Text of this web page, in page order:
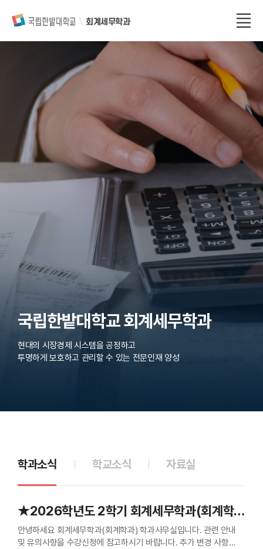
회계세무학과
국립한밭대학교 회계세무학과
현대의 시장경제 시스템을 공정하고
투명하게 보호하고 관리할 수 있는 전문인재 양성
학과소식
★2026학년도 2학기 회계세무학과(회계학과) 수강신청 안내 및 유의사항★(경영통계학, 재무회계학개론 분반 구분 추가)_26.08.05. 10:30 수정
안녕하세요 회계세무학과(회계학과) 학과사무실입니다. 관련 안내
및 유의사항을 수강신청에 참고하시기 바랍니다. 추가 변경 사항
학교소식 자료실